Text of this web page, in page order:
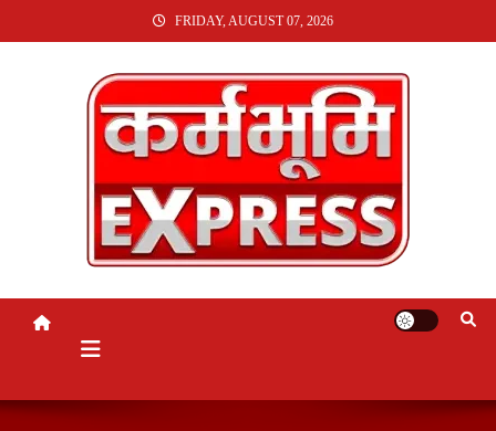
TO
FRIDAY, AUGUST 07, 2026
KARMABHUMI EXPRESS